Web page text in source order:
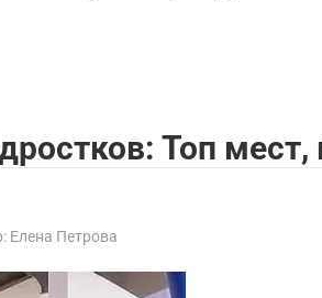
Топ
Елена Петрова